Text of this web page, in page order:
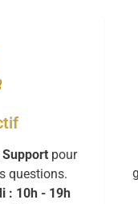
pour
questions.
: 10h - 19h